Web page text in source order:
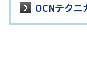
OCNテク